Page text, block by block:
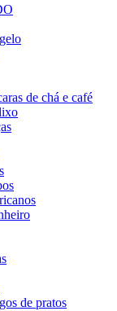
de chá e café
de pratos